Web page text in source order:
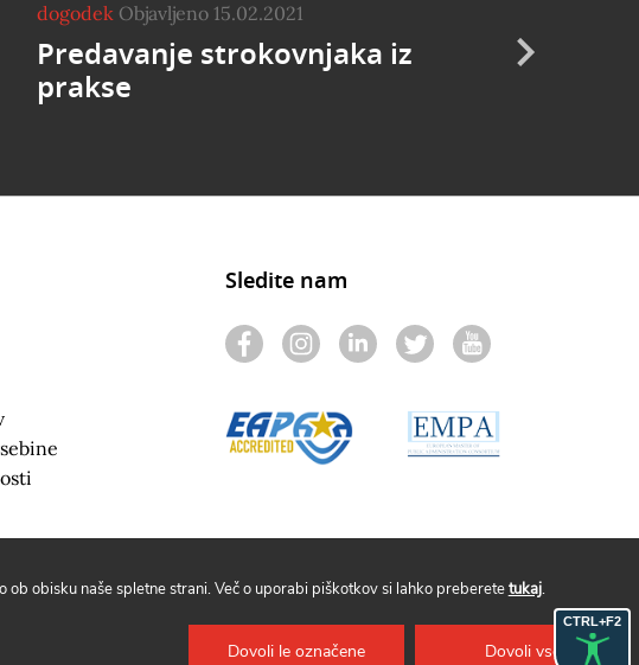
CTRL+F2
obisku naše spletne strani. Več o uporabi piškotkov si lahko preberetetukaj.
Dovoli le označene Dovoli vse
dogodek Objavljeno 15.02.2021
Predavanje strokovnjaka iz
prakse
Sledite nam